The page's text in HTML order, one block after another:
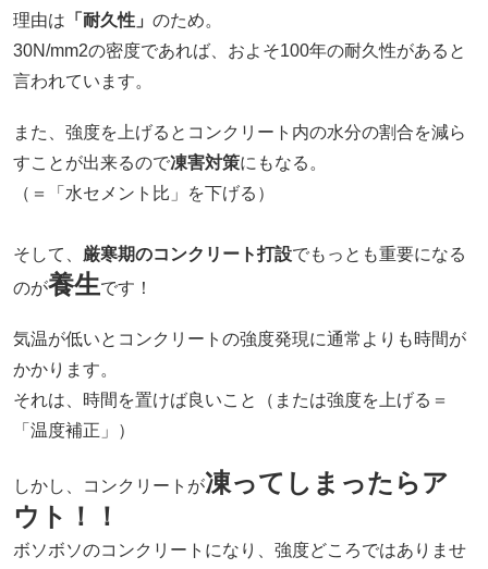
理由は 「耐久性」 のため。
30N/mm2の密度であれば、およそ100年の耐久性があると
言われています。
また、強度を上げるとコンクリート内の水分の割合を減ら
すことが出来るので凍害対策にもなる。
（＝「水セメント比」を下げる）
そして、 厳寒期のコンクリート打設でもっとも重要になる
のが養生です！
気温が低いとコンクリートの強度発現に通常よりも時間が
かかります。
それは、時間を置けば良いこと（または強度を上げる＝
「温度補正」）
しかし、コンクリートが凍ってしまったらア
ウト！！
ボソボソのコンクリートになり、強度どころではありませ